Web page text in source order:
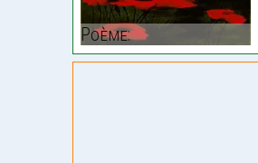
Poème: